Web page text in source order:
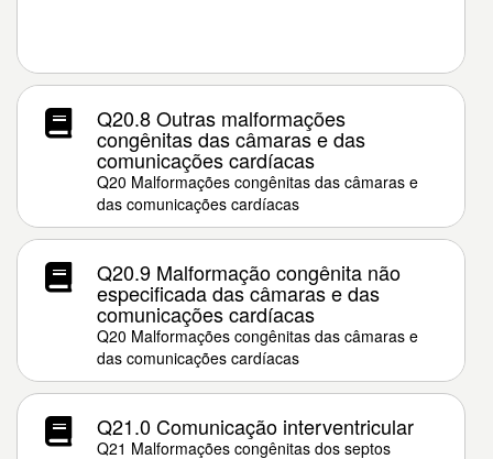
Q20.8 Outras malformações
congênitas das câmaras e das
comunicações cardíacas
Q20 Malformações congênitas das câmaras e
das comunicações cardíacas
Q20.9 Malformação congênita não
especificada das câmaras e das
comunicações cardíacas
Q20 Malformações congênitas das câmaras e
das comunicações cardíacas
Q21.0 Comunicação interventricular
Q21 Malformações congênitas dos septos